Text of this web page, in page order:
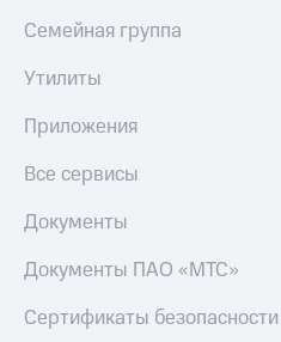
Семейная группа
Утилиты
Приложения
Все сервисы
Документы
Документы ПАО «МТС»
Сертификаты